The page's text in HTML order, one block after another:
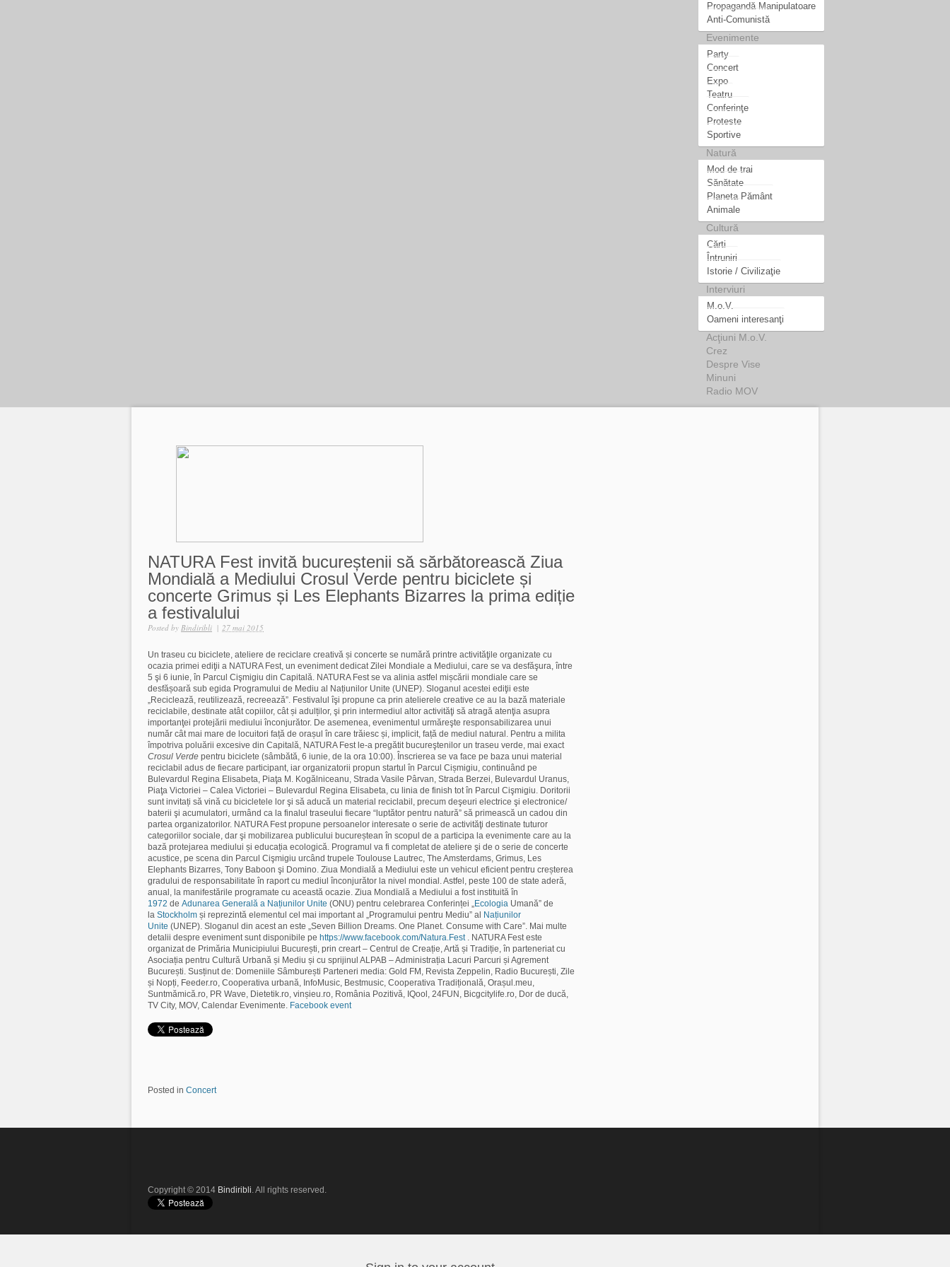
Propagandă Manipulatoare
Anti-Comunistă
Evenimente
Party
Concert
Expo
Teatru
Conferinţe
Proteste
Sportive
Natură
Mod de trai
Sănătate
Planeta Pământ
Animale
Cultură
Cărti
Întruniri
Istorie / Civilizaţie
Interviuri
M.o.V.
Oameni interesanţi
Acţiuni M.o.V.
Crez
Despre Vise
Minuni
Radio MOV
NATURA Fest invită bucureștenii să sărbătorească Ziua
Mondială a Mediului Crosul Verde pentru biciclete și
concerte Grimus și Les Elephants Bizarres la prima ediție
a festivalului
Posted by Bindiribli | 27 mai 2015
Un traseu cu biciclete, ateliere de reciclare creativă și concerte se numără printre activităţile organizate cu
ocazia primei ediţii a NATURA Fest, un eveniment dedicat Zilei Mondiale a Mediului, care se va desfăşura, între
5 şi 6 iunie, în Parcul Cişmigiu din Capitală. NATURA Fest se va alinia astfel mișcării mondiale care se
desfășoară sub egida Programului de Mediu al Națiunilor Unite (UNEP). Sloganul acestei ediţii este
„Reciclează, reutilizează, recreează”. Festivalul îşi propune ca prin atelierele creative ce au la bază materiale
reciclabile, destinate atât copiilor, cât și adulților, şi prin intermediul altor activităţi să atragă atenţia asupra
importanţei protejării mediului înconjurător. De asemenea, evenimentul urmăreşte responsabilizarea unui
număr cât mai mare de locuitori față de orașul în care trăiesc și, implicit, față de mediul natural. Pentru a milita
împotriva poluării excesive din Capitală, NATURA Fest le-a pregătit bucureştenilor un traseu verde, mai exact
Crosul Verde pentru biciclete (sâmbătă, 6 iunie, de la ora 10:00). Înscrierea se va face pe baza unui material
reciclabil adus de fiecare participant, iar organizatorii propun startul în Parcul Cișmigiu, continuând pe
Bulevardul Regina Elisabeta, Piaţa M. Kogălniceanu, Strada Vasile Pârvan, Strada Berzei, Bulevardul Uranus,
Piaţa Victoriei – Calea Victoriei – Bulevardul Regina Elisabeta, cu linia de finish tot în Parcul Cişmigiu. Doritorii
sunt invitați să vină cu bicicletele lor şi să aducă un material reciclabil, precum deşeuri electrice şi electronice/
baterii şi acumulatori, urmând ca la finalul traseului fiecare “luptător pentru natură” să primească un cadou din
partea organizatorilor. NATURA Fest propune persoanelor interesate o serie de activităţi destinate tuturor
categoriilor sociale, dar şi mobilizarea publicului bucureștean în scopul de a participa la evenimente care au la
bază protejarea mediului și educația ecologică. Programul va fi completat de ateliere şi de o serie de concerte
acustice, pe scena din Parcul Cişmigiu urcând trupele Toulouse Lautrec, The Amsterdams, Grimus, Les
Elephants Bizarres, Tony Baboon şi Domino. Ziua Mondială a Mediului este un vehicul eficient pentru creșterea
gradului de responsabilitate în raport cu mediul înconjurător la nivel mondial. Astfel, peste 100 de state aderă,
anual, la manifestările programate cu această ocazie. Ziua Mondială a Mediului a fost instituită în
1972 de Adunarea Generală a Națiunilor Unite (ONU) pentru celebrarea Conferinței „Ecologia Umană” de
la Stockholm și reprezintă elementul cel mai important al „Programului pentru Mediu” al Națiunilor
Unite (UNEP). Sloganul din acest an este „Seven Billion Dreams. One Planet. Consume with Care”. Mai multe
detalii despre eveniment sunt disponibile pe https://www.facebook.com/Natura.Fest. NATURA Fest este
organizat de Primăria Municipiului București, prin creart – Centrul de Creație, Artă și Tradiție, în parteneriat cu
Asociația pentru Cultură Urbană și Mediu și cu sprijinul ALPAB – Administrația Lacuri Parcuri și Agrement
București. Susținut de: Domeniile Sâmburești Parteneri media: Gold FM, Revista Zeppelin, Radio București, Zile
și Nopți, Feeder.ro, Cooperativa urbană, InfoMusic, Bestmusic, Cooperativa Tradițională, Orașul.meu,
Suntmămică.ro, PR Wave, Dietetik.ro, vinșieu.ro, România Pozitivă, IQool, 24FUN, Bicgcitylife.ro, Dor de ducă,
TV City, MOV, Calendar Evenimente. Facebook event
Posted in Concert
Copyright © 2014 Bindiribli. All rights reserved.